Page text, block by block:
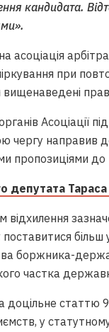
кандидата.
асоціація
при
вищенаведені
чергу направив
пропозиціями
депутата
відхилення
поставитися
боржника-
частка
доцільне
у